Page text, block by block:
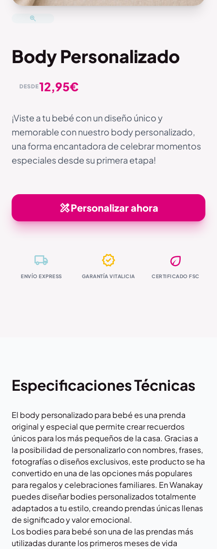
Body Personalizado
DESDE12,95€
¡Viste a tu bebé con un diseño único y
memorable con nuestro body personalizado,
una forma encantadora de celebrar momentos
especiales desde su primera etapa!
Personalizar ahora
ENVÍO EXPRESS GARANTÍA VITALICIA CERTIFICADO FSC
Especificaciones Técnicas
El body personalizado para bebé es una prenda
original y especial que permite crear recuerdos
únicos para los más pequeños de la casa. Gracias a
la posibilidad de personalizarlo con nombres, frases,
fotografías o diseños exclusivos, este producto se ha
convertido en una de las opciones más populares
para regalos y celebraciones familiares. EnWanakay
puedes diseñar bodies personalizados totalmente
adaptados a tu estilo, creando prendas únicas llenas
de significado y valor emocional.
Los bodies para bebé son una de las prendas más
utilizadas durante los primeros meses de vida